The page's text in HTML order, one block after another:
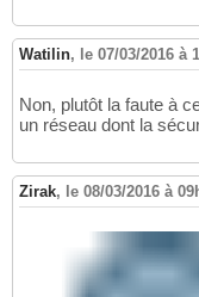
Watilin, le 07/03/2016 à
Non, plutôt la faute à
un réseau dont la
Zirak, le 08/03/2016 à